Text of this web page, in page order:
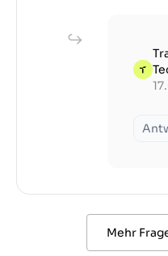
Mehr